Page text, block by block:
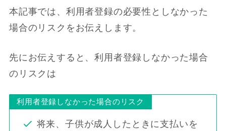
本記事では、利用者登録の必要性としなかった
場合のリスクをお伝えします。
先にお伝えすると、利用者登録しなかった場合
のリスクは
利用者登録しなかった場合のリスク
将来、子供が成人したときに支払いを